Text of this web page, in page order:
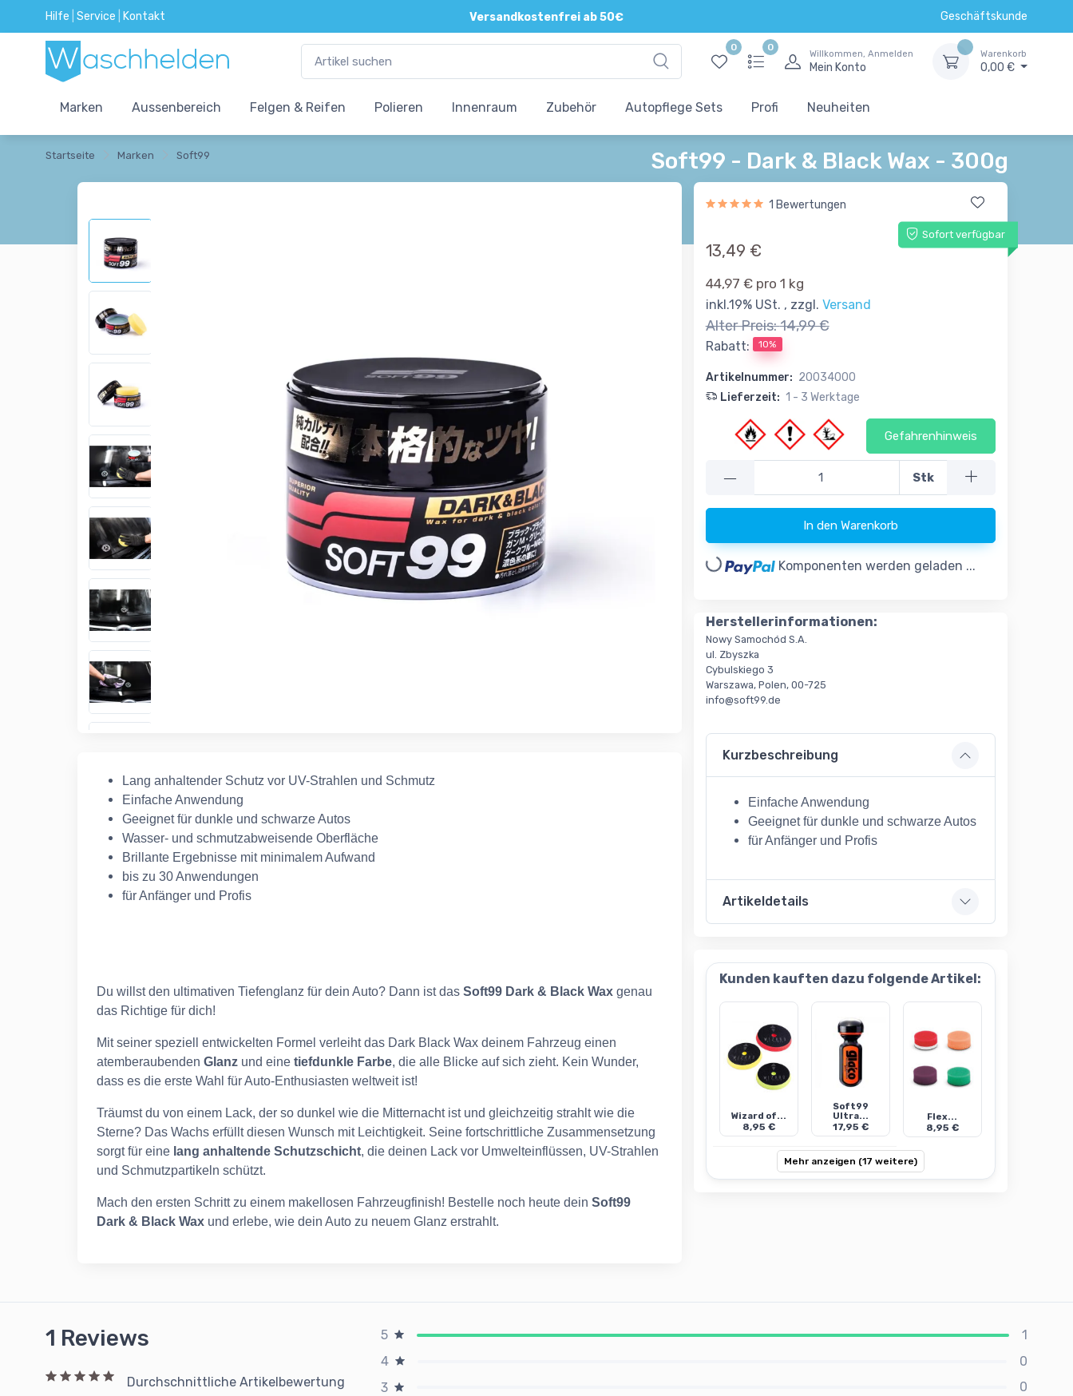
Hilfe Service Kontakt Versandkostenfrei ab 50€ Geschäftskunde
0 0
Willkommen, Anmelden
Mein Konto
Warenkorb
0,00 €
Marken Aussenbereich Felgen & Reifen Polieren Innenraum Zubehör Autopflege Sets Profi Neuheiten
Startseite Marken Soft99 Soft99 - Dark & Black Wax - 300g
Lang anhaltender Schutz vor UV-Strahlen und Schmutz
Einfache Anwendung
Geeignet für dunkle und schwarze Autos
Wasser- und schmutzabweisende Oberfläche
Brillante Ergebnisse mit minimalem Aufwand
bis zu 30 Anwendungen
für Anfänger und Profis
Du willst den ultimativen Tiefenglanz für dein Auto? Dann ist das Soft99 Dark & Black Wax genau
das Richtige für dich!
Mit seiner speziell entwickelten Formel verleiht das Dark Black Wax deinem Fahrzeug einen
atemberaubenden Glanz und eine tiefdunkle Farbe, die alle Blicke auf sich zieht. Kein Wunder,
dass es die erste Wahl für Auto-Enthusiasten weltweit ist!
Träumst du von einem Lack, der so dunkel wie die Mitternacht ist und gleichzeitig strahlt wie die
Sterne? Das Wachs erfüllt diesen Wunsch mit Leichtigkeit. Seine fortschrittliche Zusammensetzung
sorgt für eine lang anhaltende Schutzschicht, die deinen Lack vor Umwelteinflüssen, UV-Strahlen
und Schmutzpartikeln schützt.
Mach den ersten Schritt zu einem makellosen Fahrzeugfinish! Bestelle noch heute dein Soft99
Dark & Black Wax und erlebe, wie dein Auto zu neuem Glanz erstrahlt.
1 Bewertungen
Sofort verfügbar
13,49 €
44,97 € pro 1 kg
inkl.19% USt. , zzgl. Versand
Alter Preis:14,99 €
Rabatt: 10%
Artikelnummer: 20034000
Lieferzeit: 1 - 3 Werktage
Gefahrenhinweis
— Stk
In den Warenkorb
Loading... Komponenten werden geladen ...
Herstellerinformationen:
Nowy Samochód S.A.
ul. Zbyszka
Cybulskiego 3
Warszawa, Polen, 00-725
info@soft99.de
Kurzbeschreibung
Einfache Anwendung
Geeignet für dunkle und schwarze Autos
für Anfänger und Profis
Artikeldetails
Kunden kauften dazu folgende Artikel:
Wizard of...
8,95 €
Soft99
Ultra...
17,95 €
Flex...
8,95 €
Mehr anzeigen (17 weitere)
1 Reviews
Durchschnittliche Artikelbewertung
5
1
4
0
3
0